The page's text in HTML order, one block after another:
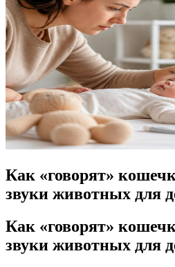
Как «говорят»
звуки животных для
Как «говорят»
звуки животных для